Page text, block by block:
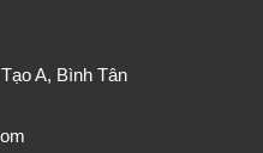
A, Bình Tân